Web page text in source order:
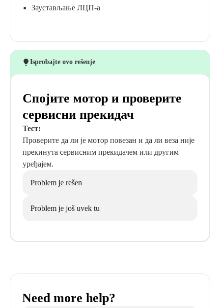
Заустављање ЛЦП-а
Isprobajte ovo rešenje
Спојите мотор и проверите
сервисни прекидач
Тест:
Проверите да ли је мотор повезан и да ли веза није
прекинута сервисним прекидачем или другим
уређајем.
Problem je rešen
Problem je još uvek tu
Need more help?